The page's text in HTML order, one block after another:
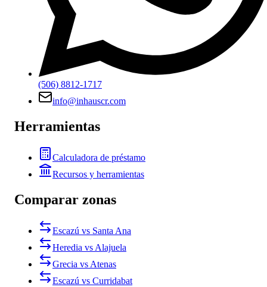
(506) 8812-1717
info@inhauscr.com
Herramientas
Calculadora de préstamo
Recursos y herramientas
Comparar zonas
Escazú vs Santa Ana
Heredia vs Alajuela
Grecia vs Atenas
Escazú vs Curridabat